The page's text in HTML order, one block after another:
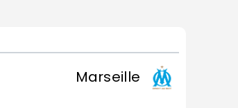
Marseille